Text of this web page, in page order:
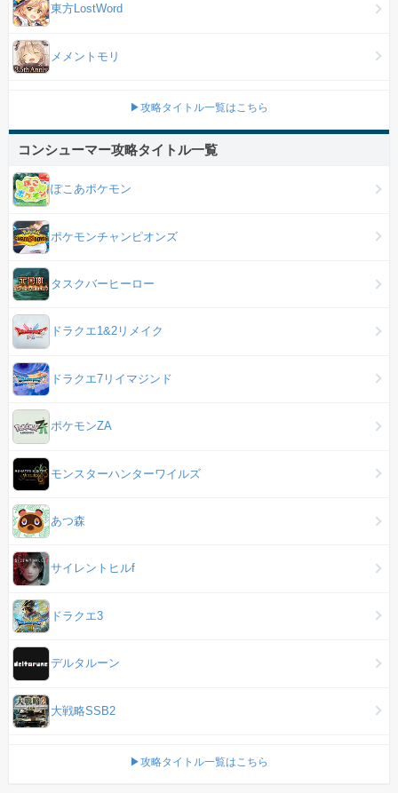
東方LostWord
メメントモリ
▶攻略タイトル一覧はこちら
コンシューマー攻略タイトル一覧
ぽこあポケモン
ポケモンチャンピオンズ
タスクバーヒーロー
ドラクエ1&2リメイク
ドラクエ7リイマジンド
ポケモンZA
モンスターハンターワイルズ
あつ森
サイレントヒルf
ドラクエ3
デルタルーン
大戦略SSB2
▶攻略タイトル一覧はこちら